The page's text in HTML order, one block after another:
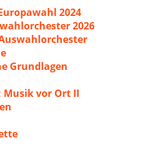
2024
2026
Grundlagen
Musik vor Ort II